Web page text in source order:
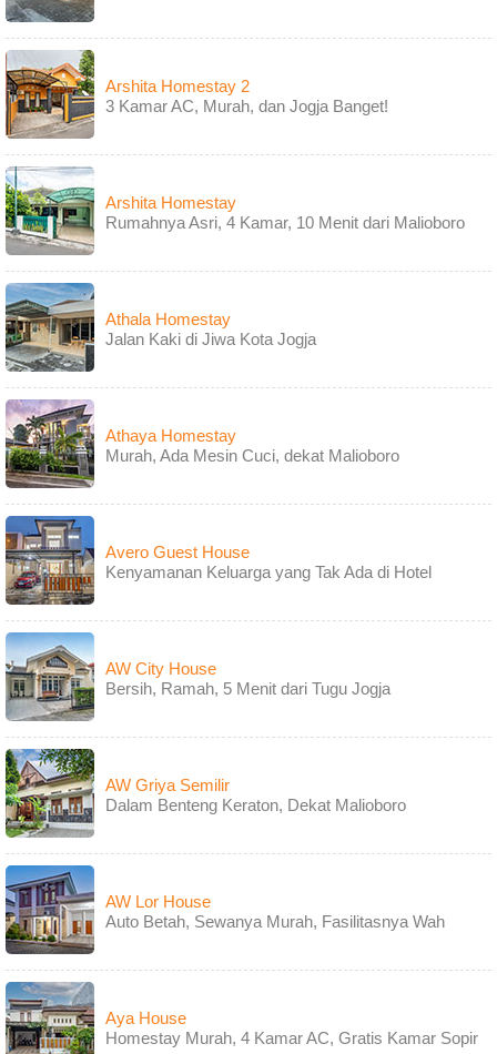
Arshita Homestay 2
3 Kamar AC, Murah, dan Jogja Banget!
Arshita Homestay
Rumahnya Asri, 4 Kamar, 10 Menit dari Malioboro
Athala Homestay
Jalan Kaki di Jiwa Kota Jogja
Athaya Homestay
Murah, Ada Mesin Cuci, dekat Malioboro
Avero Guest House
Kenyamanan Keluarga yang Tak Ada di Hotel
AW City House
Bersih, Ramah, 5 Menit dari Tugu Jogja
AW Griya Semilir
Dalam Benteng Keraton, Dekat Malioboro
AW Lor House
Auto Betah, Sewanya Murah, Fasilitasnya Wah
Aya House
Homestay Murah, 4 Kamar AC, Gratis Kamar Sopir